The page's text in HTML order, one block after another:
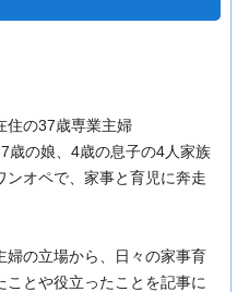
住の37歳専業主婦
7歳の娘、4歳の息子の4人家族
ンオペで、家事と育児に奔走
婦の立場から、日々の家事育
ことや役立ったことを記事に